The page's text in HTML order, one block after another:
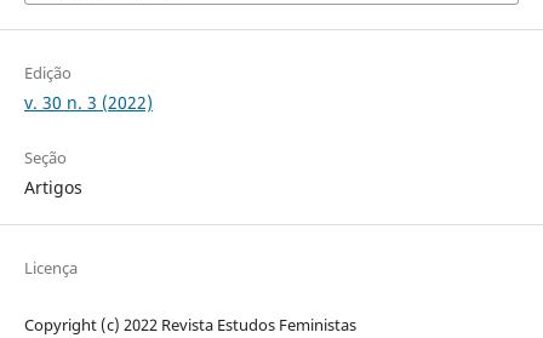
Edição
v. 30 n. 3 (2022)
Seção
Artigos
Licença
Copyright (c) 2022 Revista Estudos Feministas